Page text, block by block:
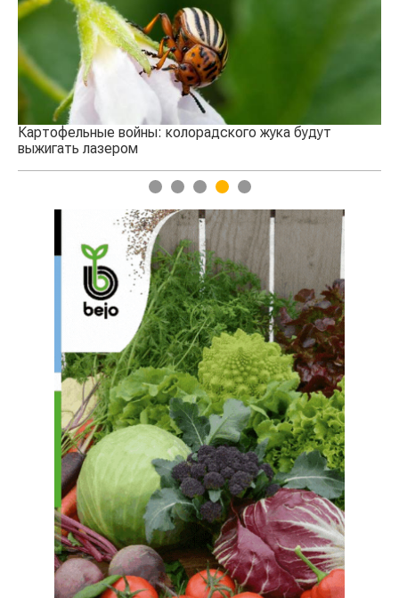
войны: колорадского жука будут
1 2 3 4 5